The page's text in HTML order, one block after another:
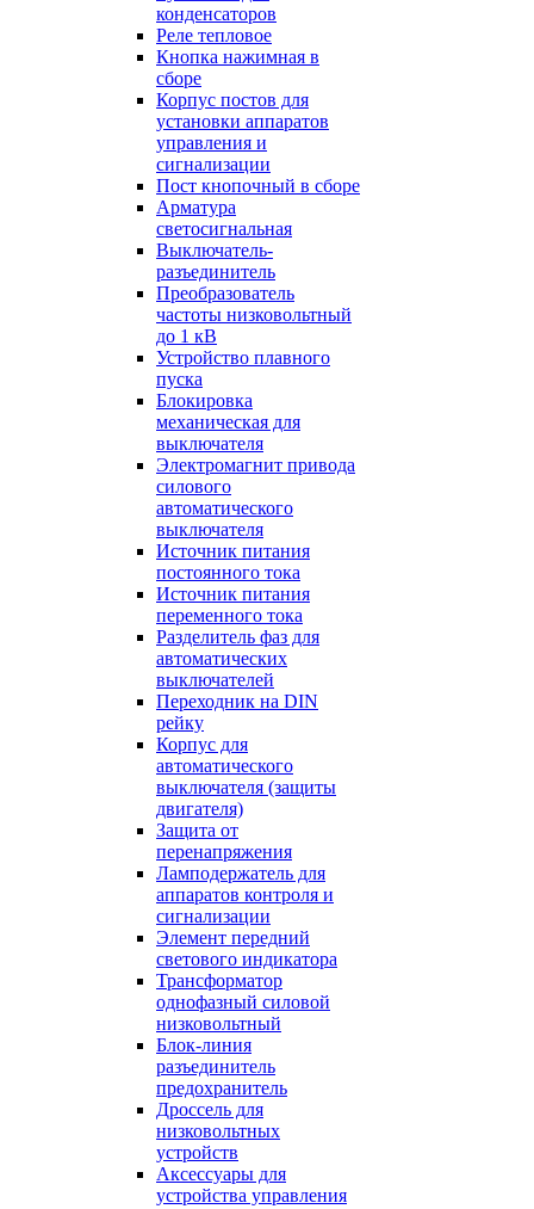
конденсаторов
Реле тепловое
Кнопка нажимная в
сборе
Корпус постов для
установки аппаратов
управления и
сигнализации
Пост кнопочный в сборе
Арматура
светосигнальная
Выключатель-
разъединитель
Преобразователь
частоты низковольтный
до 1 кВ
Устройство плавного
пуска
Блокировка
механическая для
выключателя
Электромагнит привода
силового
автоматического
выключателя
Источник питания
постоянного тока
Источник питания
переменного тока
Разделитель фаз для
автоматических
выключателей
Переходник на DIN
рейку
Корпус для
автоматического
выключателя (защиты
двигателя)
Защита от
перенапряжения
Ламподержатель для
аппаратов контроля и
сигнализации
Элемент передний
светового индикатора
Трансформатор
однофазный силовой
низковольтный
Блок-линия
разъединитель
предохранитель
Дроссель для
низковольтных
устройств
Аксессуары для
устройства управления